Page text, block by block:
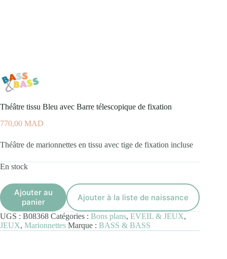
Théâtre tissu Bleu avec Barre télescopique de fixation
770,00 MAD
Théâtre de marionnettes en tissu avec tige de fixation incluse
En stock
Ajouter au
panier
Ajouter à la liste de naissance
UGS : B08368 Catégories : Bons plans, EVEIL & JEUX,
JEUX, Marionnettes Marque : BASS & BASS